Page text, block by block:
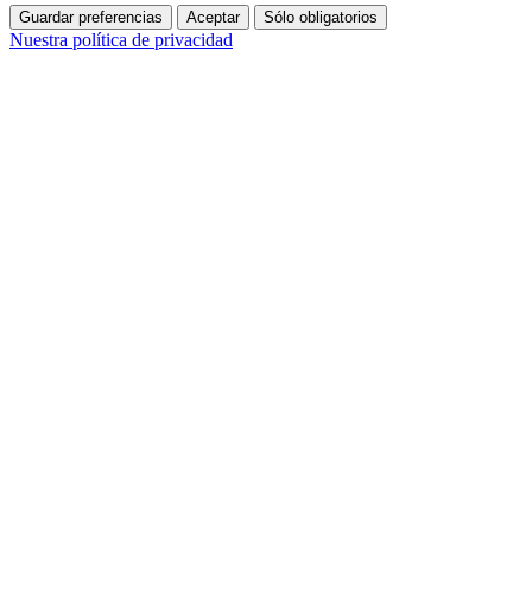
Guardar preferencias Aceptar Sólo obligatorios
Nuestra política de privacidad